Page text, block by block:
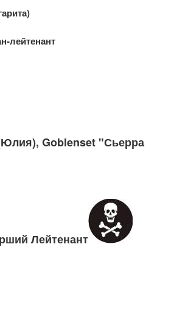
лейтенант
Goblenset "Сьерра
Лейтенант